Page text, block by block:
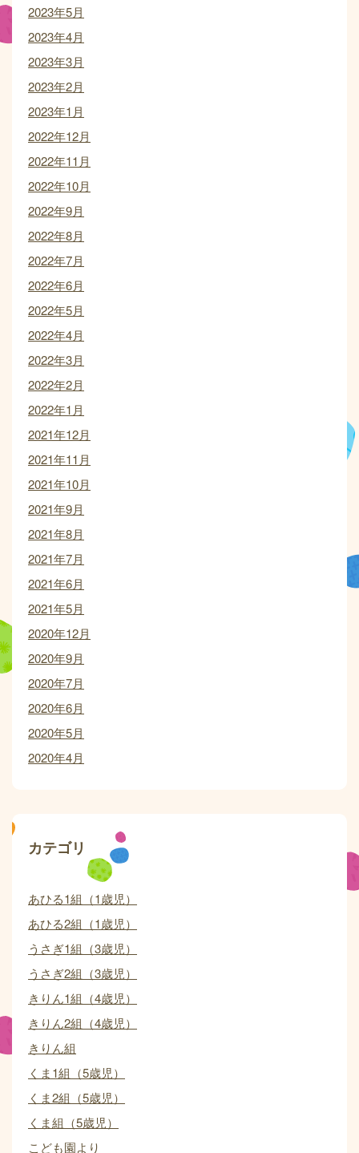
2023年5月
2023年4月
2023年3月
2023年2月
2023年1月
2022年12月
2022年11月
2022年10月
2022年9月
2022年8月
2022年7月
2022年6月
2022年5月
2022年4月
2022年3月
2022年2月
2022年1月
2021年12月
2021年11月
2021年10月
2021年9月
2021年8月
2021年7月
2021年6月
2021年5月
2020年12月
2020年9月
2020年7月
2020年6月
2020年5月
2020年4月
カテゴリ
あひる1組（1歳児）
あひる2組（1歳児）
うさぎ1組（3歳児）
うさぎ2組（3歳児）
きりん1組（4歳児）
きりん2組（4歳児）
きりん組
くま1組（5歳児）
くま2組（5歳児）
くま組（5歳児）
こども園より